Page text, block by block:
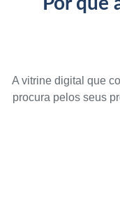
A vitrine digital que
procura pelos seus